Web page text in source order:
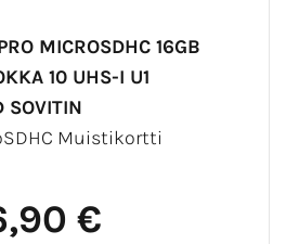
MICROSDHC 16GB
10 UHS-I U1
SOVITIN
Muistikortti
€